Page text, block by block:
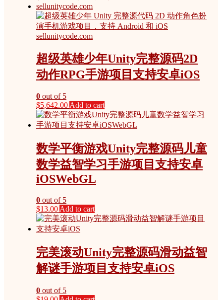
超级英雄少年Unity完整源码2D
动作RPG手游项目支持安卓iOS
0 out of 5
$5,642.00Add to cart
数学平衡游戏Unity完整源码儿童
数学益智学习手游项目支持安卓
iOSWebGL
0 out of 5
$13.00 Add to cart
完美滚动Unity完整源码滑动益智
解谜手游项目支持安卓iOS
0 out of 5